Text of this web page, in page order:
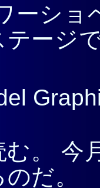
ーショ
ージ
む。 今
だ。